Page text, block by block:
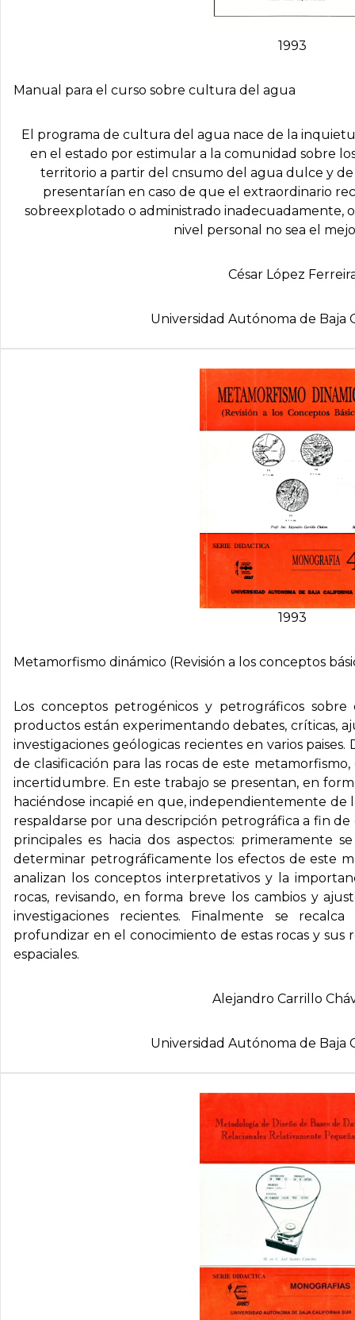
1993
Manual para el curso sobre cultura del agua
El programa de cultura del agua nace de la
en el estado por estimular a la comunidad sobre
territorio a partir del cnsumo del agua dulce y de
presentarían en caso de que el extraordinario
sobreexplotado o administrado inadecuadamente,
nivel personal no sea el
César López
Universidad Autónoma de Baja
1993
Metamorfismo dinámico (Revisión a los conceptos
Los conceptos petrogénicos y petrográficos
productos están experimentando debates, críticas,
investigaciones geólogicas recientes en varios
de clasificación para las rocas de este
incertidumbre. En este trabajo se presentan, en
haciéndose incapié en que, independientemente de
respaldarse por una descripción petrográfica a fin
principales es hacia dos aspectos: primeramente
determinar petrográficamente los efectos de este
analizan los conceptos interpretativos y la
rocas, revisando, en forma breve los cambios y
investigaciones recientes. Finalmente se
profundizar en el conocimiento de estas rocas y sus
espaciales.
Alejandro Carrillo
Universidad Autónoma de Baja